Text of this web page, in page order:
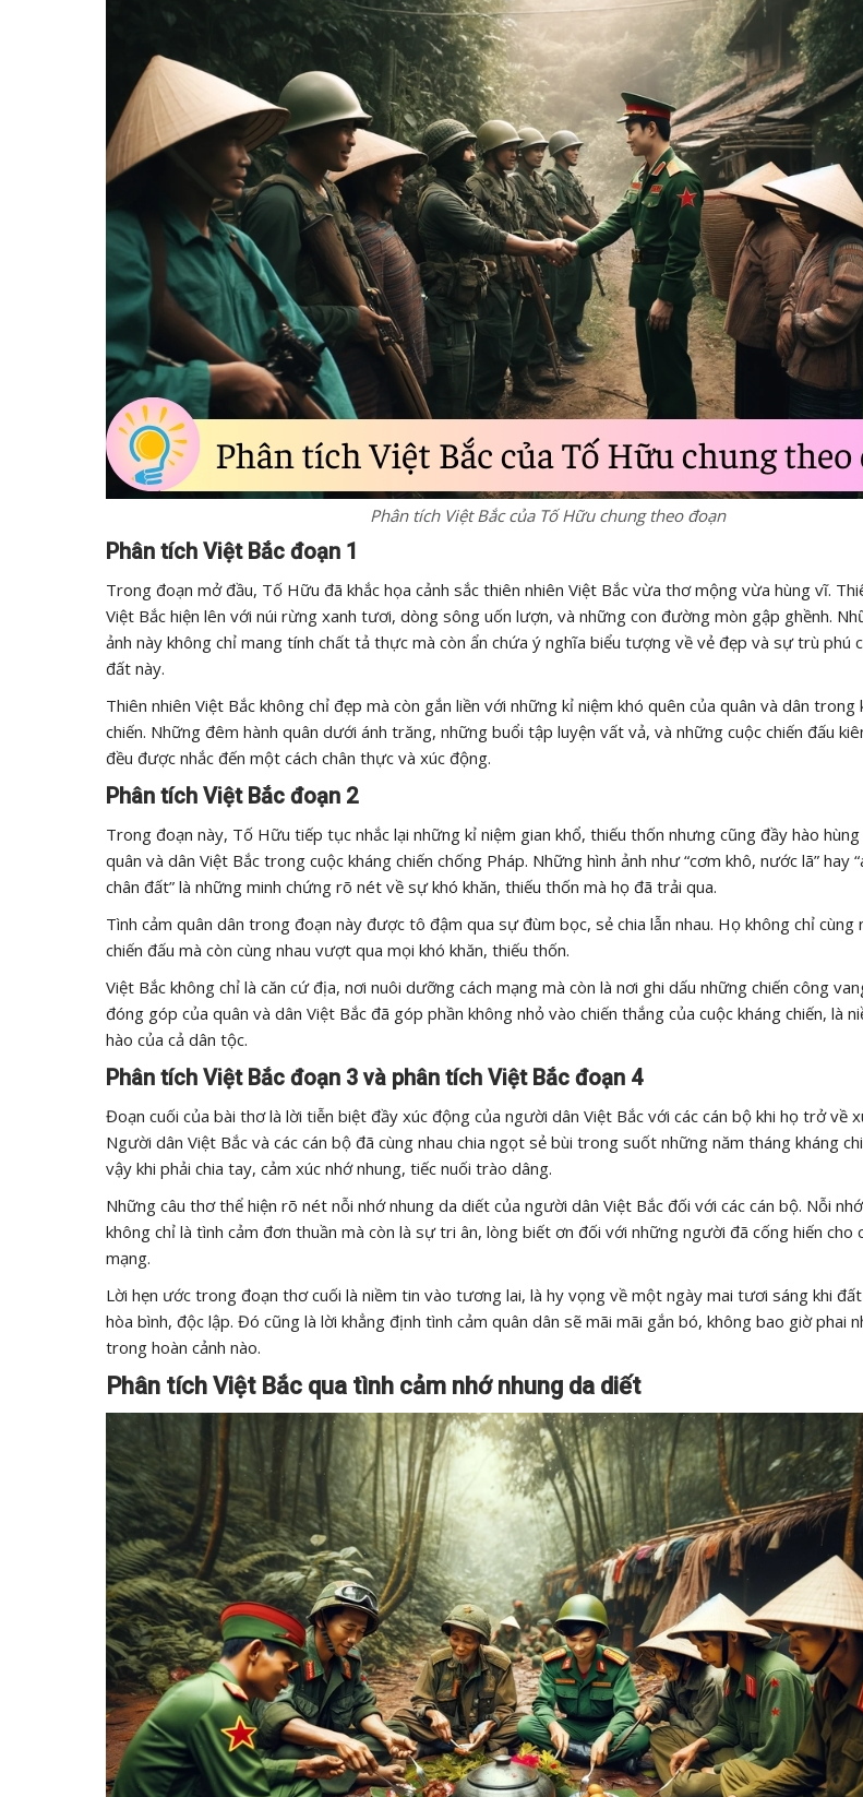
Phân tích Việt Bắc của Tố Hữu chung theo đoạn
Phân tích Việt Bắc đoạn 1
Trong đoạn mở đầu, Tố Hữu đã khắc họa cảnh sắc thiên nhiên Việt Bắc vừa thơ mộng vừa hùng vĩ.
Việt Bắc hiện lên với núi rừng xanh tươi, dòng sông uốn lượn, và những con đường mòn gập ghềnh.
ảnh này không chỉ mang tính chất tả thực mà còn ẩn chứa ý nghĩa biểu tượng về vẻ đẹp và sự trù phú
đất này.
Thiên nhiên Việt Bắc không chỉ đẹp mà còn gắn liền với những kỉ niệm khó quên của quân và dân trong
chiến. Những đêm hành quân dưới ánh trăng, những buổi tập luyện vất vả, và những cuộc chiến đấu
đều được nhắc đến một cách chân thực và xúc động.
Phân tích Việt Bắc đoạn 2
Trong đoạn này, Tố Hữu tiếp tục nhắc lại những kỉ niệm gian khổ, thiếu thốn nhưng cũng đầy hào hùng
quân và dân Việt Bắc trong cuộc kháng chiến chống Pháp. Những hình ảnh như “cơm khô, nước lã” hay
chân đất” là những minh chứng rõ nét về sự khó khăn, thiếu thốn mà họ đã trải qua.
Tình cảm quân dân trong đoạn này được tô đậm qua sự đùm bọc, sẻ chia lẫn nhau. Họ không chỉ cùng
chiến đấu mà còn cùng nhau vượt qua mọi khó khăn, thiếu thốn.
Việt Bắc không chỉ là căn cứ địa, nơi nuôi dưỡng cách mạng mà còn là nơi ghi dấu những chiến công
đóng góp của quân và dân Việt Bắc đã góp phần không nhỏ vào chiến thắng của cuộc kháng chiến, là
hào của cả dân tộc.
Phân tích Việt Bắc đoạn 3 và phân tích Việt Bắc đoạn 4
Đoạn cuối của bài thơ là lời tiễn biệt đầy xúc động của người dân Việt Bắc với các cán bộ khi họ trở về
Người dân Việt Bắc và các cán bộ đã cùng nhau chia ngọt sẻ bùi trong suốt những năm tháng kháng
vậy khi phải chia tay, cảm xúc nhớ nhung, tiếc nuối trào dâng.
Những câu thơ thể hiện rõ nét nỗi nhớ nhung da diết của người dân Việt Bắc đối với các cán bộ. Nỗi
không chỉ là tình cảm đơn thuần mà còn là sự tri ân, lòng biết ơn đối với những người đã cống hiến cho
mạng.
Lời hẹn ước trong đoạn thơ cuối là niềm tin vào tương lai, là hy vọng về một ngày mai tươi sáng khi
hòa bình, độc lập. Đó cũng là lời khẳng định tình cảm quân dân sẽ mãi mãi gắn bó, không bao giờ phai
trong hoàn cảnh nào.
Phân tích Việt Bắc qua tình cảm nhớ nhung da diết